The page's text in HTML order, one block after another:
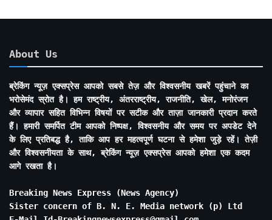
About Us
ब्रेकिंग न्यूज़ एक्सप्रेस आपको सबसे तेज़ और विश्वसनीय खबरें पहुंचाने का
भरोसेमंद स्रोत है। हम राष्ट्रीय, अंतरराष्ट्रीय, राजनीति, खेल, मनोरंजन
और व्यापार सहित विभिन्न विषयों पर सटीक और ताज़ा जानकारी प्रदान करते
हैं। हमारी समर्पित टीम आपको निष्पक्ष, विश्वसनीय और समय पर अपडेट देने
के लिए प्रतिबद्ध है, ताकि आप हर महत्वपूर्ण घटना से हमेशा जुड़े रहें। तेज़ी
और विश्वसनीयता के साथ, ब्रेकिंग न्यूज़ एक्सप्रेस आपको हमेशा एक कदम
आगे रखता है।
Breaking News Express (News Agency)
Sister concern of B. N. E. Media network (p) Ltd